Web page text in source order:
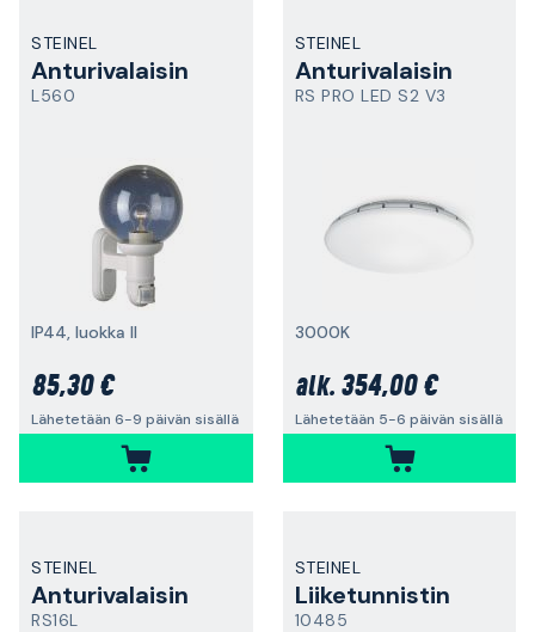
STEINEL
Anturivalaisin
L560
IP44, luokka II
85,30 €
Lähetetään 6-9 päivän sisällä
STEINEL
Anturivalaisin
RS PRO LED S2 V3
3000K
alk. 354,00 €
Lähetetään 5-6 päivän sisällä
STEINEL
Anturivalaisin
RS16L
STEINEL
Liiketunnistin
10485